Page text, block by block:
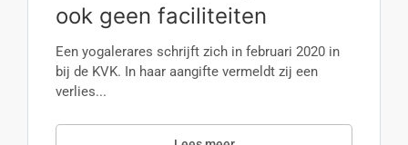
ook geen faciliteiten
Een yogalerares schrijft zich in februari 2020 in
bij de KVK. In haar aangifte vermeldt zij een
verlies...